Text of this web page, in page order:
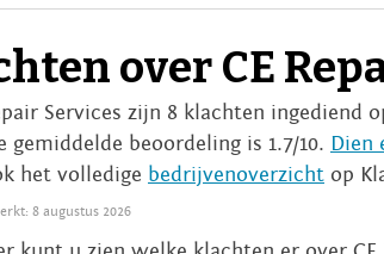
over CE
Services zijn 8 klachten ingediend
gemiddelde beoordeling is 1.7/10. Dien
het volledige bedrijvenoverzicht op
8 augustus 2026